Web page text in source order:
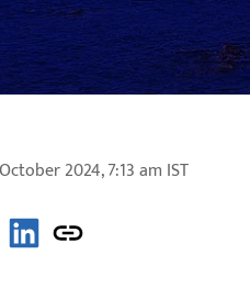
2024, 7:13 am IST